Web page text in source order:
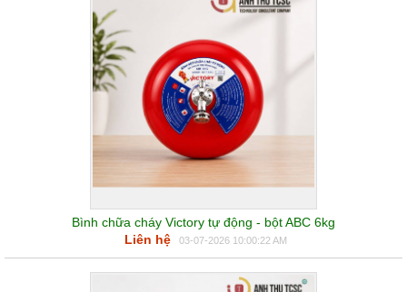
Bình chữa cháy Victory tự động - bột ABC 6kg
Liên hệ
03-07-2026 10:00:22 AM